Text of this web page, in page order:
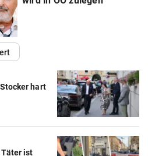
hart
Täter ist